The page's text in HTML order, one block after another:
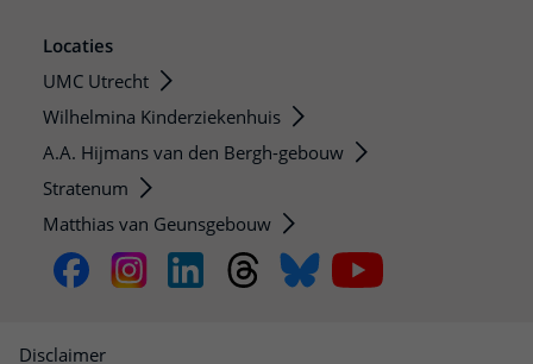
Locaties
UMC Utrecht
Wilhelmina Kinderziekenhuis
A.A. Hijmans van den Bergh-gebouw
Stratenum
Matthias van Geunsgebouw
Disclaimer